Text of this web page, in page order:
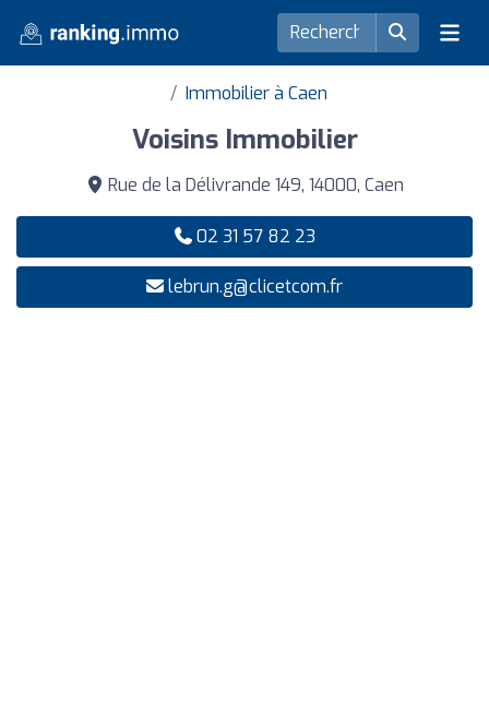
Immobilier à Caen
Voisins Immobilier
Rue de la Délivrande 149, 14000, Caen
02 31 57 82 23
lebrun.g@clicetcom.fr